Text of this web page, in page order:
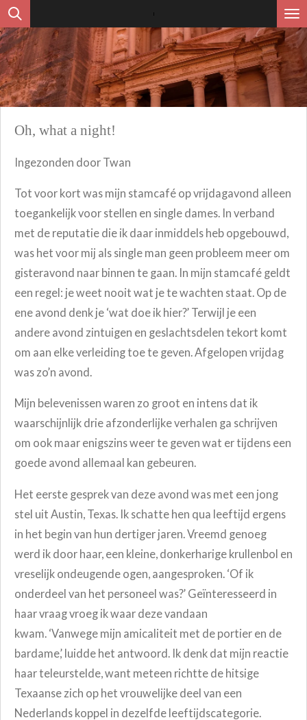
Ga
direct
naar
de
hoofdinhoud
Oh, what a night!
Ingezonden door Twan
Tot voor kort was mijn stamcafé op vrijdagavond alleen
toegankelijk voor stellen en single dames. In verband
met de reputatie die ik daar inmiddels heb opgebouwd,
was het voor mij als single man geen probleem meer om
gisteravond naar binnen te gaan. In mijn stamcafé geldt
een regel: je weet nooit wat je te wachten staat. Op de
ene avond denk je ‘wat doe ik hier?’ Terwijl je een
andere avond zintuigen en geslachtsdelen tekort komt
om aan elke verleiding toe te geven. Afgelopen vrijdag
was zo’n avond.
Mijn belevenissen waren zo groot en intens dat ik
waarschijnlijk drie afzonderlijke verhalen ga schrijven
om ook maar enigszins weer te geven wat er tijdens een
goede avond allemaal kan gebeuren.
Het eerste gesprek van deze avond was met een jong
stel uit Austin, Texas. Ik schatte hen qua leeftijd ergens
in het begin van hun dertiger jaren. Vreemd genoeg
werd ik door haar, een kleine, donkerharige krullenbol en
vreselijk ondeugende ogen, aangesproken. ‘Of ik
onderdeel van het personeel was?’ Geïnteresseerd in
haar vraag vroeg ik waar deze vandaan
kwam. ‘Vanwege mijn amicaliteit met de portier en de
bardame,’ luidde het antwoord. Ik denk dat mijn reactie
haar teleurstelde, want meteen richtte de hitsige
Texaanse zich op het vrouwelijke deel van een
Nederlands koppel in dezelfde leeftijdscategorie.